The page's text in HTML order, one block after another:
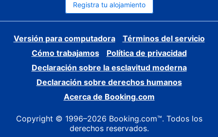
Registra tu alojamiento
Versión para computadora
Términos del servicio
Cómo trabajamos
Política de privacidad
Declaración sobre la esclavitud moderna
Declaración sobre derechos humanos
Acerca de Booking.com
Copyright © 1996–2026 Booking.com™. Todos los
derechos reservados.